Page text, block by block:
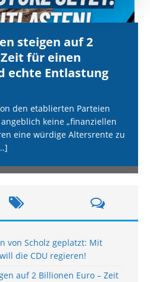
steigen auf 2
für einen
echte Entlastung
den etablierten Parteien
keine „finanziellen
eine würdige Altersrente zu
von Scholz geplatzt: Mit
die CDU regieren!
auf 2 Billionen Euro – Zeit